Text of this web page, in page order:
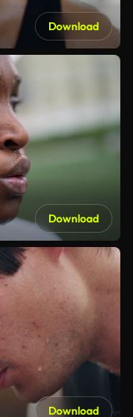
Download
Download
Download